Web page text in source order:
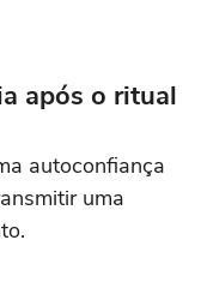
após o ritual
autoconfiança
uma